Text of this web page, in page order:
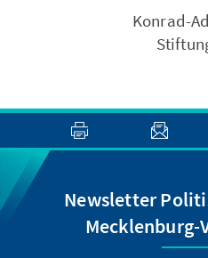
Konrad-
Newsletter